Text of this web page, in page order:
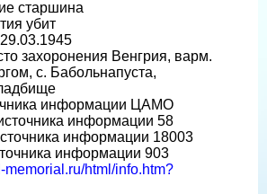
старшина
убит
захоронения Венгрия, варм.
с. Бабольнапуста,
информации ЦАМО
информации 58
информации 18003
информации 903
memorial.ru/html/info.htm?